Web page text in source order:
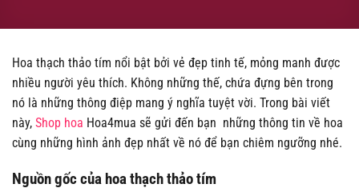
Hoa thạch thảo tím nổi bật bởi vẻ đẹp tinh tế, mỏng manh được
nhiều người yêu thích. Không những thế, chứa đựng bên trong
nó là những thông điệp mang ý nghĩa tuyệt vời. Trong bài viết
này, Shop hoa Hoa4mua sẽ gửi đến bạn những thông tin về hoa
cùng những hình ảnh đẹp nhất về nó để bạn chiêm ngưỡng nhé.
Nguồn gốc của hoa thạch thảo tím